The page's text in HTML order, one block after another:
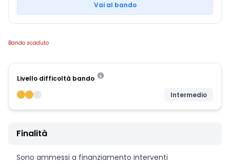
Vai al bando
Bando scaduto
Livello difficoltà bando
Intermedio
Finalità
Sono ammessi a finanziamento interventi